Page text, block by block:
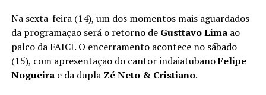
Na sexta-feira (14), um dos momentos mais aguardados
da programação será o retorno de Gusttavo Limaao
palco da FAICI. O encerramento acontece no sábado
(15), com apresentação do cantor indaiatubanoFelipe
Nogueirae da dupla Zé Neto & Cristiano.